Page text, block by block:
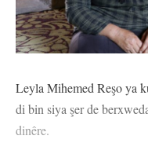
Leyla Mihemed Reşo ya
di bin siya şer de
dinêre.